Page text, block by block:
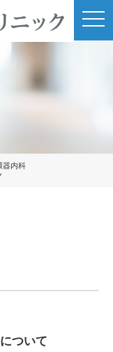
t
o
i
器内科
ついて